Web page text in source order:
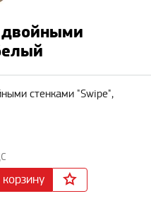
двойными
стенками "Swipe",